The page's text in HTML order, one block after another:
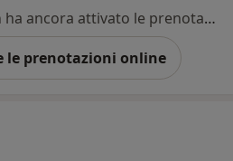
Questo dottore non ha ancora attivato le prenotazioni online presso questo indirizzo.
le prenotazioni online